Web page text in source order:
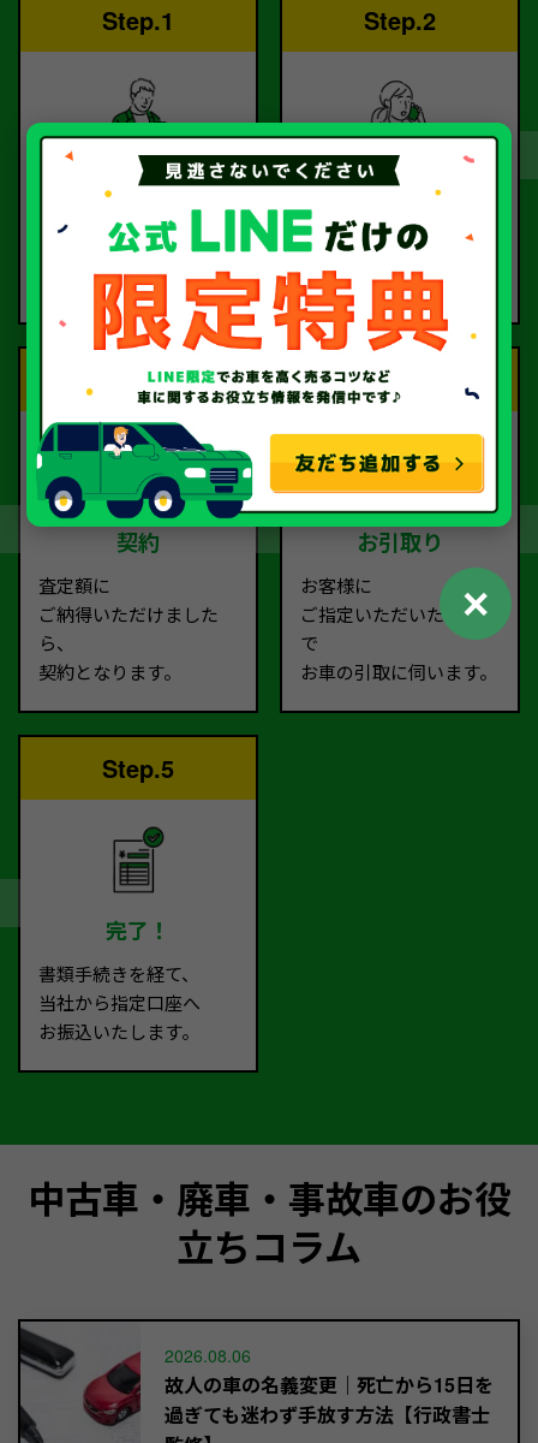
Step.1
ご依頼
お電話または査定フォー
ご依頼ください。
Step.2
査定
査定のプロが
お電話で回答いたしま
す。
Step.3
契約
査定額に
ご納得いただけました
ら、
契約となります。
Step.4
お引取り
お客様に
ご指定いただいた場所ま
で
お車の引取に伺います。
Step.5
完了！
書類手続きを経て、
当社から指定口座へ
お振込いたします。
中古車・廃車・事故車のお役
立ちコラム
2026.08.06
故人の車の名義変更｜死亡から15日を
過ぎても迷わず手放す方法【行政書士
✕